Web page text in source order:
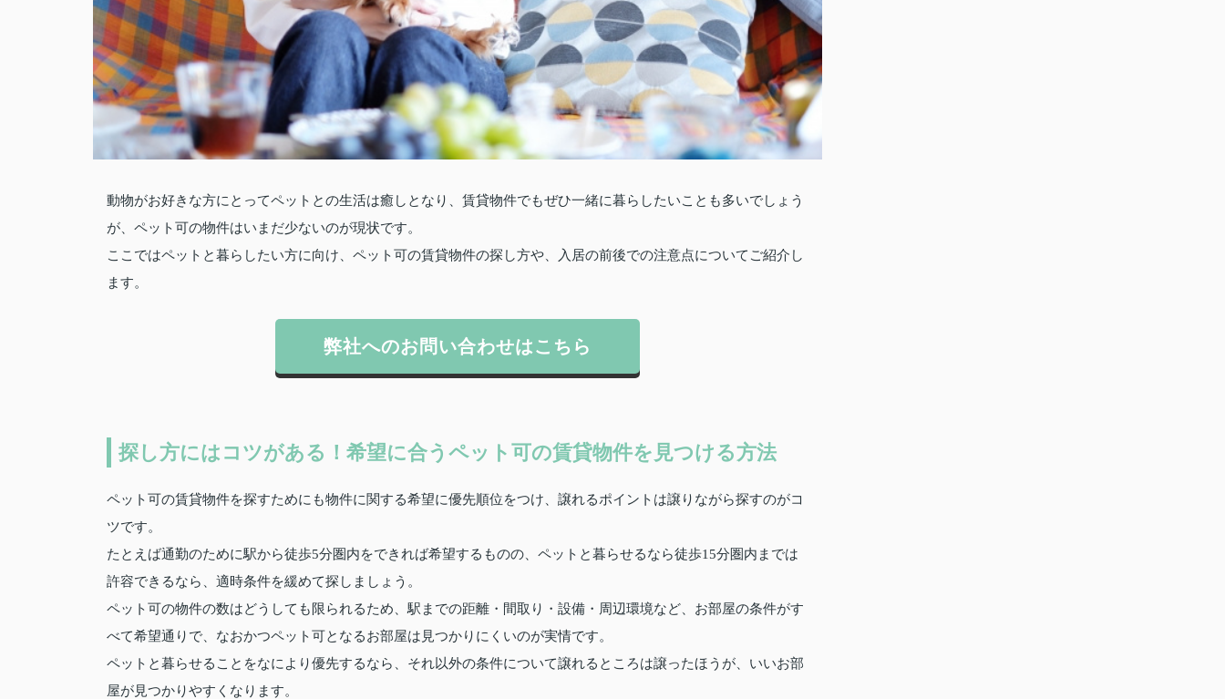
動物がお好きな方にとってペットとの生活は癒しとなり、賃貸物件でもぜひ一緒に暮らしたいことも多いでしょう
が、ペット可の物件はいまだ少ないのが現状です。
ここではペットと暮らしたい方に向け、ペット可の賃貸物件の探し方や、入居の前後での注意点についてご紹介し
ます。
弊社へのお問い合わせはこちら
探し方にはコツがある！希望に合うペット可の賃貸物件を見つける方法
ペット可の賃貸物件を探すためにも物件に関する希望に優先順位をつけ、譲れるポイントは譲りながら探すのがコ
ツです。
たとえば通勤のために駅から徒歩5分圏内をできれば希望するものの、ペットと暮らせるなら徒歩15分圏内までは
許容できるなら、適時条件を緩めて探しましょう。
ペット可の物件の数はどうしても限られるため、駅までの距離・間取り・設備・周辺環境など、お部屋の条件がす
べて希望通りで、なおかつペット可となるお部屋は見つかりにくいのが実情です。
ペットと暮らせることをなにより優先するなら、それ以外の条件について譲れるところは譲ったほうが、いいお部
屋が見つかりやすくなります。